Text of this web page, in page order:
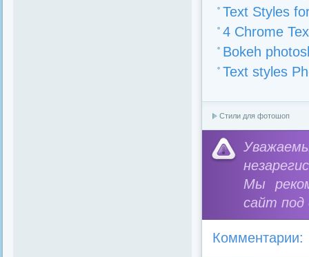
Text Styles
4 Chrome
Bokeh
Text styles
Стили для фотошоп
Мы
сайт под
Комментарии: